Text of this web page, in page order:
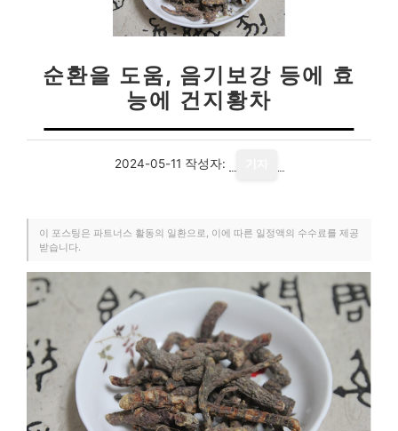
순환을 도움, 음기보강 등에 효
능에 건지황차
2024-05-11 작성자:
이 포스팅은 파트너스 활동의 일환으로, 이에 따른 일정액의 수수료를 제공
받습니다.